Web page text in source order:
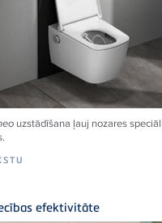
uzstādīšana ļauj nozares
efektivitāte